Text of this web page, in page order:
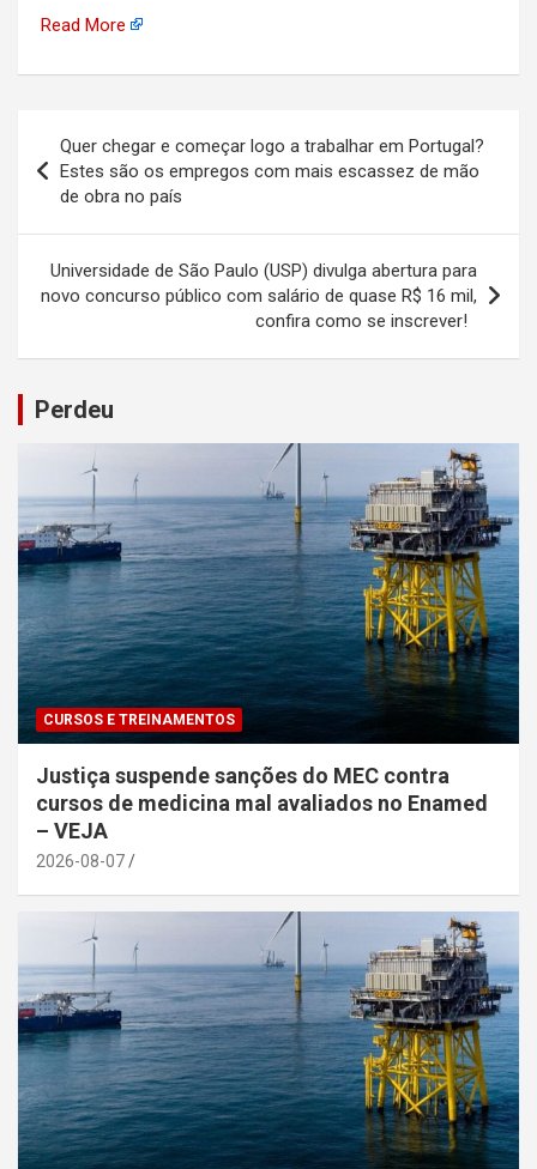
Read More
de
Post
Quer chegar e começar logo a trabalhar em Portugal?
Estes são os empregos com mais escassez de mão
de obra no país
Universidade de São Paulo (USP) divulga abertura para
novo concurso público com salário de quase R$ 16 mil,
confira como se inscrever!
Perdeu
CURSOS E TREINAMENTOS
Justiça suspende sanções do MEC contra
cursos de medicina mal avaliados no Enamed
– VEJA
2026-08-07